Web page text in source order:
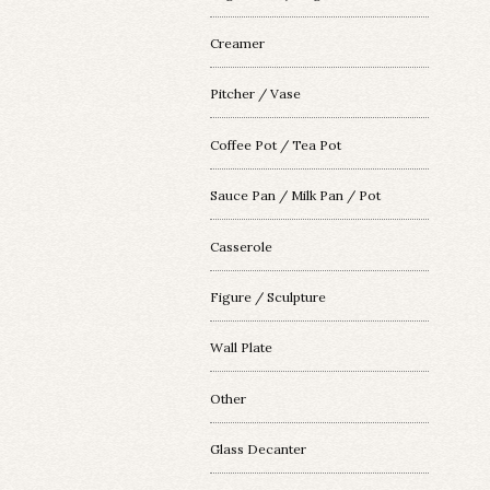
Creamer
Pitcher / Vase
Coffee Pot / Tea Pot
Sauce Pan / Milk Pan / Pot
Casserole
Figure / Sculpture
Wall Plate
Other
Glass Decanter